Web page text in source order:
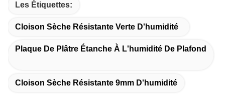
Les Étiquettes:
Cloison Sèche Résistante Verte D'humidité
Plaque De Plâtre Étanche À L'humidité De Plafond
Cloison Sèche Résistante 9mm D'humidité